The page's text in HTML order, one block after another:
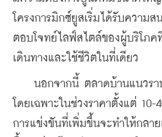
โครงการมิกซ์ยูสเริ่มได้รับความส
ตอบโจทย์ไลฟ์สไตล์ของผู้บริโภค
เดินทางและใช้ชีวิตในที่เดียว
นอกจากนี้ ตลาดบ้านแนวรา
โดยเฉพาะในช่วงราคาตั้งแต่
การแข่งขันที่เพิ่มขึ้นจะทำให้กลา